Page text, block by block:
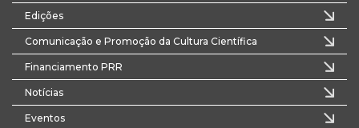
Edições
Comunicação e Promoção da Cultura Científica
Financiamento PRR
Notícias
Eventos